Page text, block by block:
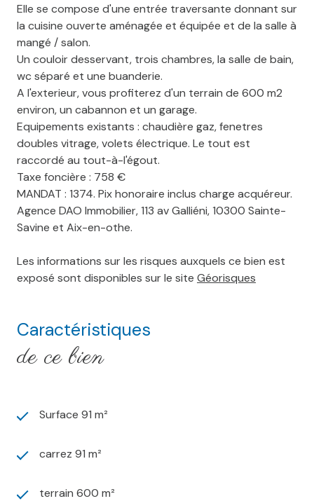
Elle se compose d'une entrée traversante donnant sur
la cuisine ouverte aménagée et équipée et de la salle à
mangé / salon.
Un couloir desservant, trois chambres, la salle de bain,
wc séparé et une buanderie.
A l'exterieur, vous profiterez d'un terrain de 600 m2
environ, un cabannon et un garage.
Equipements existants : chaudière gaz, fenetres
doubles vitrage, volets électrique. Le tout est
raccordé au tout-à-l'égout.
Taxe foncière : 758 €
MANDAT : 1374. Pix honoraire inclus charge acquéreur.
Agence DAO Immobilier, 113 av Galliéni, 10300 Sainte-
Savine et Aix-en-othe.
Les informations sur les risques auxquels ce bien est
exposé sont disponibles sur le site Géorisques
Caractéristiques
de ce bien
Surface 91 m²
carrez 91 m²
terrain 600 m²